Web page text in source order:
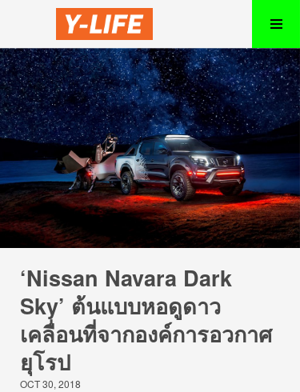
‘Nissan Navara Dark
Sky’ ต้นแบบหอดูดาว
เคลื่อนที่จากองค์การอวกาศ
ยุโรป
OCT 30, 2018